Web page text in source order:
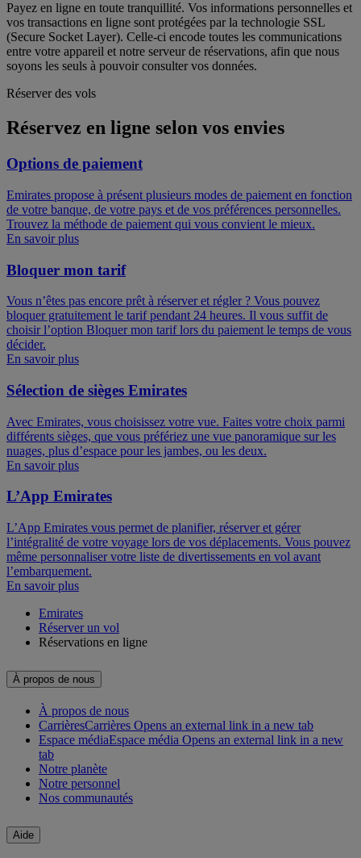
Payez en ligne en toute tranquillité. Vos informations personnelles et
vos transactions en ligne sont protégées par la technologie SSL
(Secure Socket Layer). Celle-ci encode toutes les communications
entre votre appareil et notre serveur de réservations, afin que nous
soyons les seuls à pouvoir consulter vos données.
Réserver des vols
Réservez en ligne selon vos envies
Options de paiement
Emirates propose à présent plusieurs modes de paiement en fonction
de votre banque, de votre pays et de vos préférences personnelles.
Trouvez la méthode de paiement qui vous convient le mieux.
En savoir plus
Bloquer mon tarif
Vous n’êtes pas encore prêt à réserver et régler ? Vous pouvez
bloquer gratuitement le tarif pendant 24 heures. Il vous suffit de
choisir l’option Bloquer mon tarif lors du paiement le temps de vous
décider.
En savoir plus
Sélection de sièges Emirates
Avec Emirates, vous choisissez votre vue. Faites votre choix parmi
différents sièges, que vous préfériez une vue panoramique sur les
nuages, plus d’espace pour les jambes, ou les deux.
En savoir plus
L’App Emirates
L’App Emirates vous permet de planifier, réserver et gérer
l’intégralité de votre voyage lors de vos déplacements. Vous pouvez
même personnaliser votre liste de divertissements en vol avant
l’embarquement.
En savoir plus
Emirates
Réserver un vol
Réservations en ligne
À propos de nous
À propos de nous
CarrièresCarrières Opens an external link in a new tab
Espace médiaEspace média Opens an external link in a new
tab
Notre planète
Notre personnel
Nos communautés
Aide